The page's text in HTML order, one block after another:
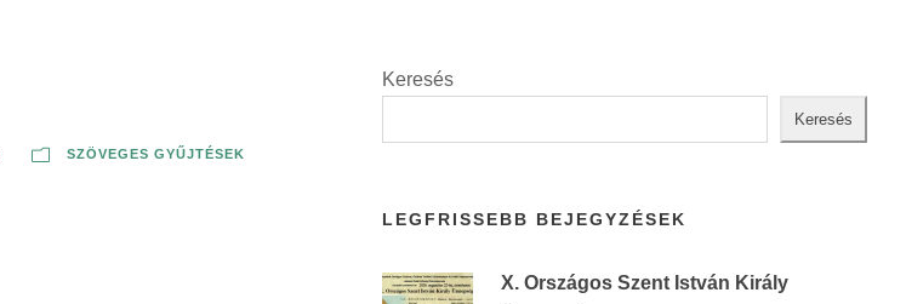
SZÖVEGES GYŰJTÉSEK
Keresés
Keresés
LEGFRISSEBB BEJEGYZÉSEK
X. Országos Szent István Király